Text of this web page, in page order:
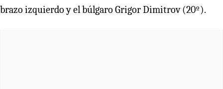
brazo izquierdo y el búlgaro Grigor Dimitrov (20º).